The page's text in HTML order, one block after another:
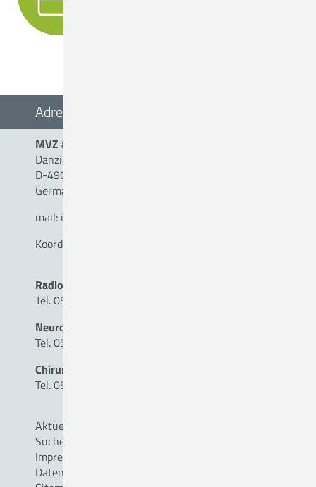
Adresse
MVZ am Christlichen Krankenhaus Quakenbrück
Danziger Straße 2
D-49610 Quakenbrück
Germany
mail: info(a)mvz-am-ckq.de
Koordination MVZ
Radiologie
Tel. 05431 - 15 17 92
Neuro-, Wirbelsäulen- und Nervenchirurgie
Tel. 05431 - 15 34 31
Chirurgie
Tel. 05431 - 90 30 00
Aktuelles
Suche
Impressum
Datenschutz